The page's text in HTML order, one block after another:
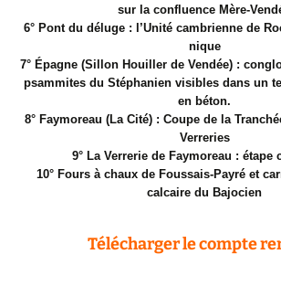
sur la confluence Mère-
6° Pont du déluge : l’Unité cambrienne de
nique
7° Épagne (Sillon Houiller de Vendée) :
psammites du Stéphanien visibles dans un
en béton.
8° Faymoreau (La Cité) : Coupe de la
Verreries
9° La Verrerie de Faymoreau : étape
10° Fours à chaux de Foussais-Payré et
calcaire du Bajocien
Télécharger le compte